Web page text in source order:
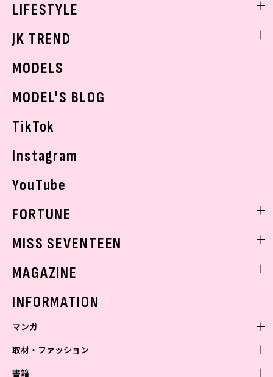
ボディケア
学校ヘアメイク
K-POP
LIFESTYLE
モデルの購入品
おでかけ
JK TREND
MODELS
MODEL'S BLOG
TikTok
Instagram
YouTube
FORTUNE
MISS SEVENTEEN
MAGAZINE
INFORMATION
マンガ
少年マンガ
青年マンガ
取材・ファッション
ファッション・美容
書籍